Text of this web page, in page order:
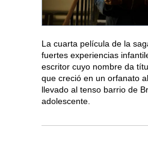
La cuarta película de la
fuertes experiencias
escritor cuyo nombre da
que creció en un orfanato
llevado al tenso barrio de
adolescente.